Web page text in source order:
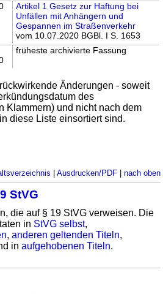
Artikel 1 Gesetz zur Haftung bei
Unfällen mit Anhängern und
Gespannen im Straßenverkehr
vom 10.07.2020 BGBl. I S. 1653
früheste archivierte Fassung
Änderungen - soweit
des
Klammern) und nicht nach dem
diese Liste einsortiert sind.
| Ausdrucken/PDF| nach oben
StVG
die auf § 19 StVG verweisen. Die
in StVG selbst,
,anderen geltenden Titeln,
inaufgehobenen Titeln.